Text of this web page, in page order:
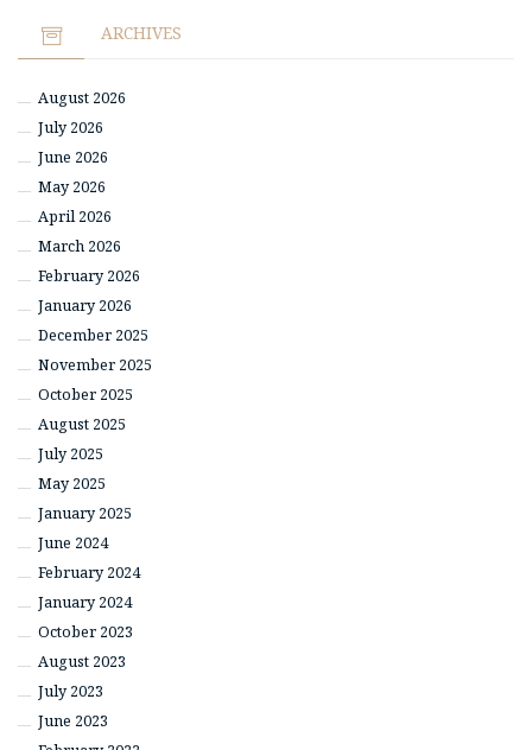
ARCHIVES
August 2026
July 2026
June 2026
May 2026
April 2026
March 2026
February 2026
January 2026
December 2025
November 2025
October 2025
August 2025
July 2025
May 2025
January 2025
June 2024
February 2024
January 2024
October 2023
August 2023
July 2023
June 2023